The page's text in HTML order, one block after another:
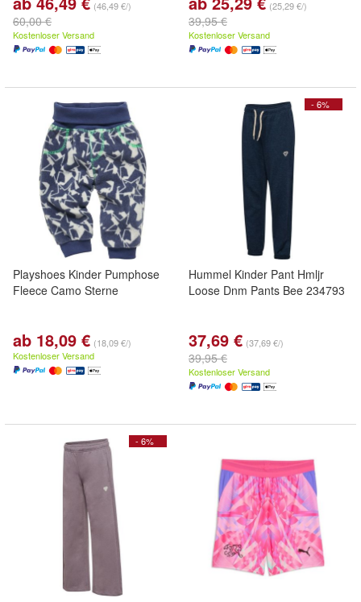
(46,49 €/)
60,00 €
Kostenloser Versand
(25,29 €/)
39,95 €
Kostenloser Versand
Playshoes Kinder Pumphose
Fleece Camo Sterne
ab 18,09 € (18,09 €/)
Kostenloser Versand
- 6%
Hummel Kinder Pant Hmljr
Loose Dnm Pants Bee 234793
37,69 € (37,69 €/)
39,95 €
Kostenloser Versand
- 6%